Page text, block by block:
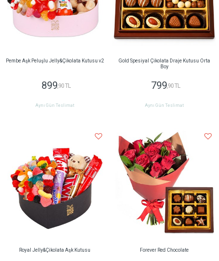
Pembe Aşk Peluşlu Jelly&Çikolata Kutusu v2
899,90 TL
Aynı Gün Teslimat
Gold Spesiyal Çikolata Draje Kutusu Orta
Boy
799,90 TL
Aynı Gün Teslimat
Royal Jelly&Çikolata Aşk Kutusu Forever Red Chocolate